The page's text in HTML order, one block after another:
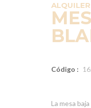
ALQUILER
Código :
La mesa